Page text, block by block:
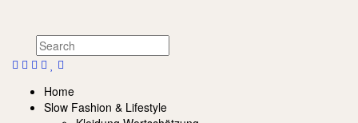
Home
Slow Fashion & Lifestyle